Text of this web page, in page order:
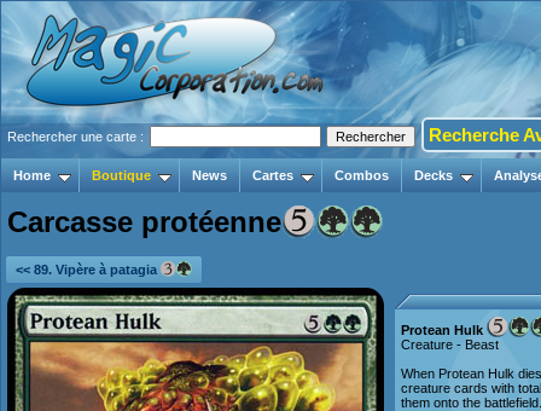
Rechercher une carte : Recherche
Home Boutique News Cartes Combos Decks
Carcasse protéenne
<< 89. Vipère à patagia
Protean Hulk
Creature - Beast
When Protean Hulk
creature cards with
them onto the